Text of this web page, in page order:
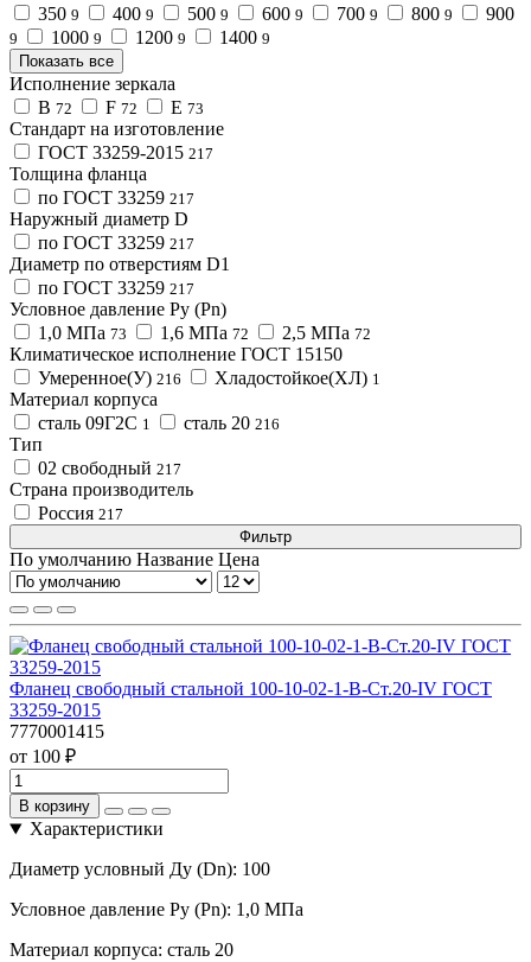
350 9 400 9 500 9 600 9 700 9 800 9 900
9 1000 9 1200 9 1400 9
Показать все
Исполнение зеркала
B 72 F 72 Е 73
Стандарт на изготовление
ГОСТ 33259-2015 217
Толщина фланца
по ГОСТ 33259 217
Наружный диаметр D
по ГОСТ 33259 217
Диаметр по отверстиям D1
по ГОСТ 33259 217
Условное давление Ру (Pn)
1,0 МПа 73 1,6 МПа 72 2,5 МПа 72
Климатическое исполнение ГОСТ 15150
Умеренное(У) 216 Хладостойкое(ХЛ) 1
Материал корпуса
сталь 09Г2С 1 сталь 20 216
Тип
02 свободный 217
Страна производитель
Россия 217
Фильтр
По умолчанию Название Цена
Фланец свободный стальной 100-10-02-1-B-Ст.20-IV ГОСТ
33259-2015
7770001415
от 100 ₽
В корзину
Характеристики
Диаметр условный Ду (Dn): 100
Условное давление Ру (Pn): 1,0 МПа
Материал корпуса: сталь 20